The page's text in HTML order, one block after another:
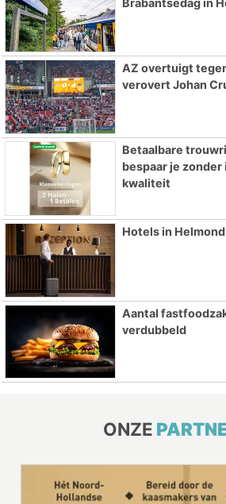
Brabantsedag in
AZ overtuigt
verovert Johan
Betaalbare
bespaar je
kwaliteit
Hotels in Helmond
Aantal
verdubbeld
ONZE